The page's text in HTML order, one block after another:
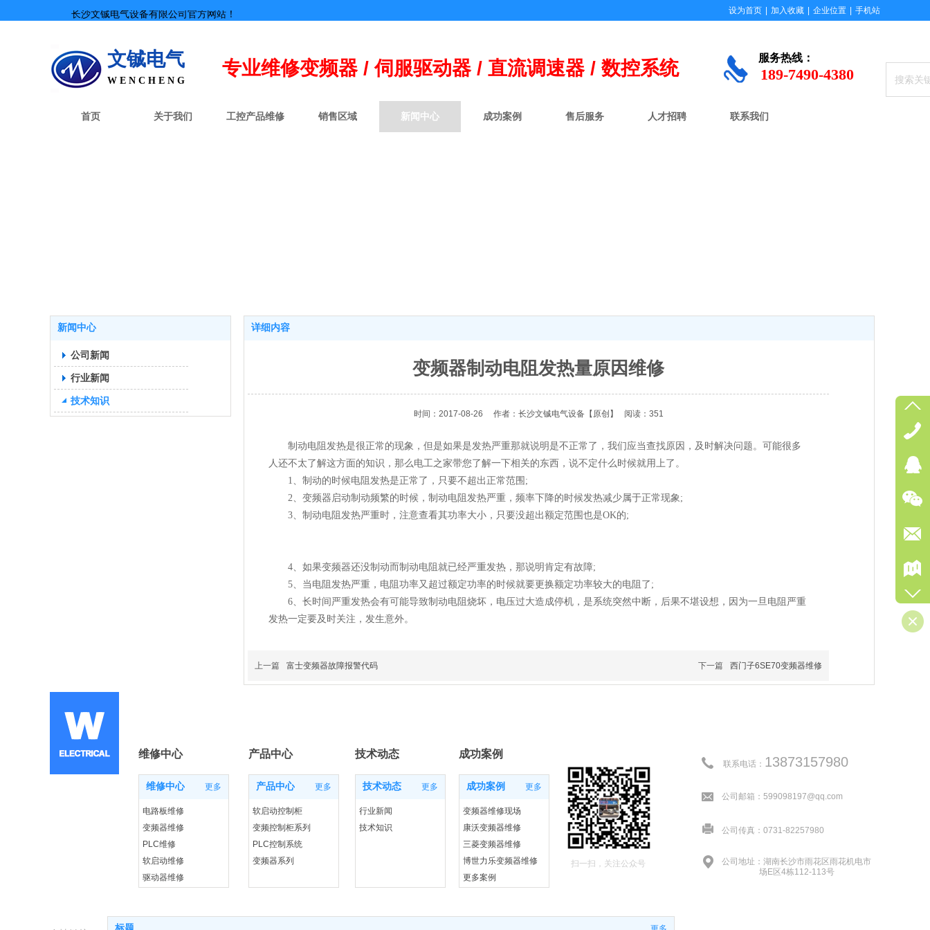
服务热线：
189-7490-4380
专业维修变频器 / 伺服驱动器 / 直流调速器 / 数控系统
长沙文铖电气设备有限公司官方网站！
文铖电气
W E N C H E N G
首页 关于我们 工控产品维修 销售区域 新闻中心 成功案例 售后服务 人才招聘 联系我们
设为首页 加入收藏 企业位置 手机站
新闻中心
公司新闻
行业新闻
技术知识
详细内容
变频器制动电阻发热量原因维修
时间：2017-08-26 作者：长沙文铖电气设备【原创】 阅读：351
制动电阻发热是很正常的现象，但是如果是发热严重那就说明是不正常了，我们应当查找原因，及时解决问题。可能很多
人还不太了解这方面的知识，那么电工之家带您了解一下相关的东西，说不定什么时候就用上了。
1、制动的时候电阻发热是正常了，只要不超出正常范围;
2、变频器启动制动频繁的时候，制动电阻发热严重，频率下降的时候发热减少属于正常现象;
3、制动电阻发热严重时，注意查看其功率大小，只要没超出额定范围也是OK的;
4、如果变频器还没制动而制动电阻就已经严重发热，那说明肯定有故障;
5、当电阻发热严重，电阻功率又超过额定功率的时候就要更换额定功率较大的电阻了;
6、长时间严重发热会有可能导致制动电阻烧坏，电压过大造成停机，是系统突然中断，后果不堪设想，因为一旦电阻严重
发热一定要及时关注，发生意外。
上一篇 富士变频器故障报警代码 下一篇 西门子6SE70变频器维修
维修中心 更多
电路板维修
变频器维修
PLC维修
软启动维修
驱动器维修
产品中心 更多
软启动控制柜
变频控制柜系列
PLC控制系统
变频器系列
技术动态 更多
行业新闻
技术知识
成功案例 更多
变频器维修现场
康沃变频器维修
三菱变频器维修
博世力乐变频器维修
更多案例
维修中心 产品中心
联系电话： 13873157980
公司邮箱：599098197@qq.com
公司传真：0731-82257980
公司地址：湖南长沙市雨花区雨花机电市
场E区4栋112-113号
技术动态 成功案例
扫一扫，关注公众号